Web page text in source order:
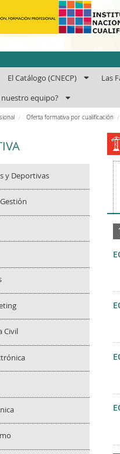
El Catálogo (CNECP) Las
equipo?
Oferta formativa por cualificación
y Deportivas
Civil